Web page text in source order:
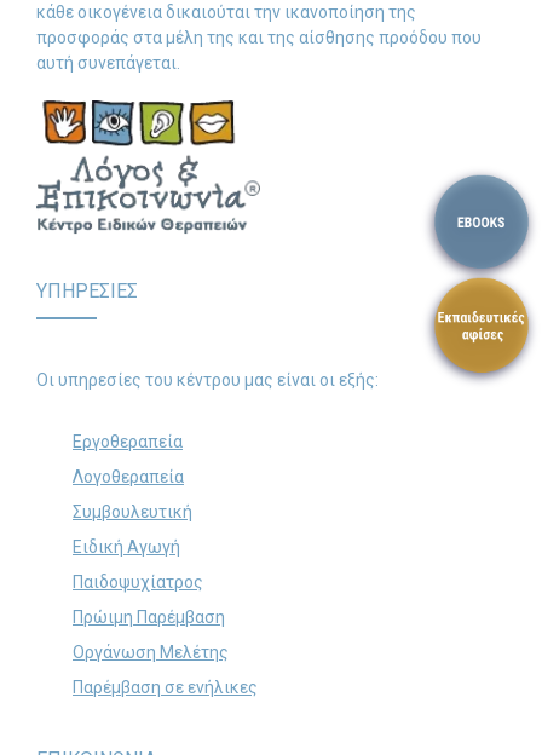
-- Εκπαιδευτικές Αφίσες
-- Ebooks
-- Τεστ Ανίχνευσης
Επικοινωνία
for:
κάθε οικογένεια δικαιούται την ικανοποίηση της
προσφοράς στα μέλη της και της αίσθησης προόδου που
αυτή συνεπάγεται.
ΥΠΗΡΕΣΙΕΣ
Οι υπηρεσίες του κέντρου μας είναι οι εξής:
Εργοθεραπεία
Λογοθεραπεία
Συμβουλευτική
Ειδική Αγωγή
Παιδοψυχίατρος
Πρώιμη Παρέμβαση
Οργάνωση Μελέτης
Παρέμβαση σε ενήλικες